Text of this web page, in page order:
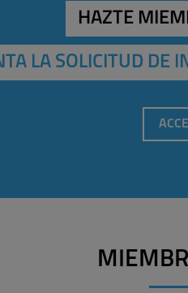
HAZTE
LA SOLICITUD DE